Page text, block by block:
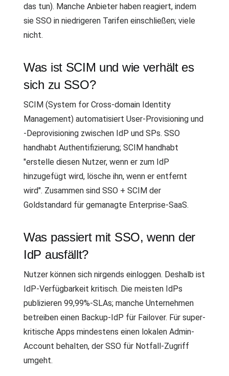
das tun). Manche Anbieter haben reagiert, indem
sie SSO in niedrigeren Tarifen einschließen; viele
nicht.
Was ist SCIM und wie verhält es
sich zu SSO?
SCIM (System for Cross-domain Identity
Management) automatisiert User-Provisioning und
-Deprovisioning zwischen IdP und SPs. SSO
handhabt Authentifizierung; SCIM handhabt
"erstelle diesen Nutzer, wenn er zum IdP
hinzugefügt wird, lösche ihn, wenn er entfernt
wird". Zusammen sind SSO + SCIM der
Goldstandard für gemanagte Enterprise-SaaS.
Was passiert mit SSO, wenn der
IdP ausfällt?
Nutzer können sich nirgends einloggen. Deshalb ist
IdP-Verfügbarkeit kritisch. Die meisten IdPs
publizieren 99,99%-SLAs; manche Unternehmen
betreiben einen Backup-IdP für Failover. Für super-
kritische Apps mindestens einen lokalen Admin-
Account behalten, der SSO für Notfall-Zugriff
umgeht.